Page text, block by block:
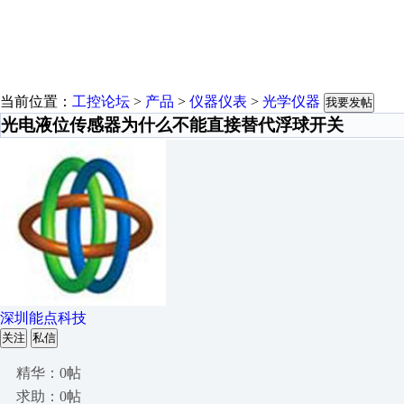
当前位置： 工控论坛 > 产品 > 仪器仪表 > 光学仪器 我要发帖
光电液位传感器为什么不能直接替代浮球开关
深圳能点科技
关注 私信
精华：0帖
求助：0帖